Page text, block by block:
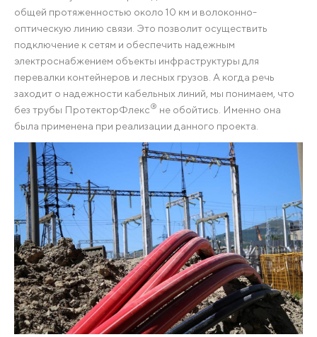
общей протяженностью около 10 км и волоконно-
оптическую линию связи. Это позволит осуществить
подключение к сетям и обеспечить надежным
электроснабжением объекты инфраструктуры для
перевалки контейнеров и лесных грузов. А когда речь
заходит о надежности кабельных линий, мы понимаем, что
без трубы ПротекторФлекс® не обойтись. Именно она
была применена при реализации данного проекта.